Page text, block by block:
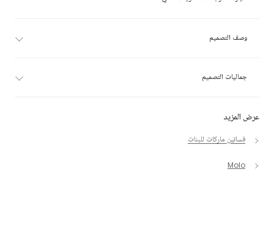
عرض المزيد
فساتين ماركات للبنات
Molo
وصف التصميم
جماليات التصميم